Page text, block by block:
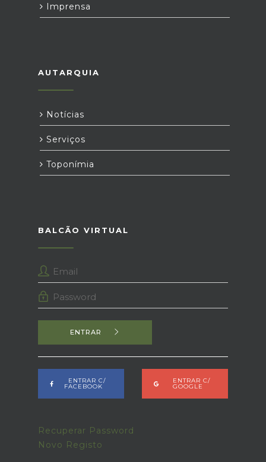
Imprensa
AUTARQUIA
Notícias
Serviços
Toponímia
BALCÃO VIRTUAL
ENTRAR
ENTRAR C/
FACEBOOK
ENTRAR C/
GOOGLE
Recuperar Password
Novo Registo